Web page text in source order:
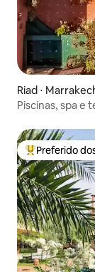
Riad ⋅
Piscinas, spa e
Entre os
Preferido